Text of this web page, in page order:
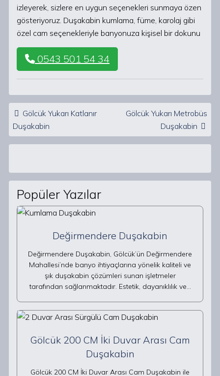
izleyerek, sizlere en uygun seçenekleri sunmaya özen
gösteriyoruz. Duşakabin kumlama, füme, karolaj gibi
özel cam seçenekleriyle banyonuza kişisel bir dokunu
0543 501 54 34
Post navigation
Gölcük Yukarı Katlanır
Duşakabin
Gölcük Yukarı Metrobüs
Duşakabin
Popüler Yazılar
Değirmendere Duşakabin
Değirmendere Duşakabin, Gölcük’ün Değirmendere
Mahallesi’nde banyo ihtiyaçlarına yönelik kaliteli ve
şık duşakabin çözümleri sunan işletmeler
tarafından sağlanmaktadır. Estetik, dayanıklılık ve…
Gölcük 200 CM İki Duvar Arası Cam
Duşakabin
Gölcük 200 CM İki Duvar Arası Cam Duşakabin ile